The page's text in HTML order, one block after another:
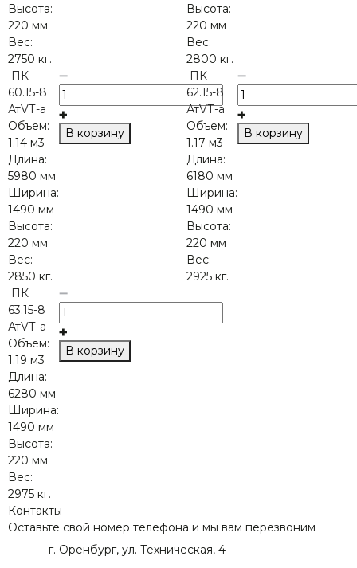
Высота:
220 мм
Вес:
2750 кг.
Высота:
220 мм
Вес:
2800 кг.
ПК
60.15-8
АтVТ-а
Объем:
1.14 м3
Длина:
5980 мм
Ширина:
1490 мм
Высота:
220 мм
Вес:
2850 кг.
В корзину
ПК
62.15-8
АтVТ-а
Объем:
1.17 м3
Длина:
6180 мм
Ширина:
1490 мм
Высота:
220 мм
Вес:
2925 кг.
В корзину
ПК
63.15-8
АтVТ-а
Объем:
1.19 м3
Длина:
6280 мм
Ширина:
1490 мм
Высота:
220 мм
Вес:
2975 кг.
В корзину
Контакты
Оставьте свой номер телефона и мы вам перезвоним
г. Оренбург, ул. Техническая, 4